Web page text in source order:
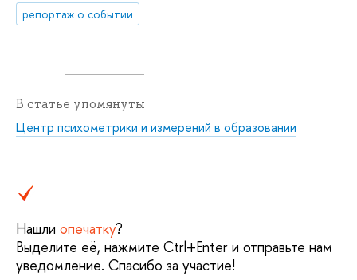
репортаж о событии
В статье упомянуты
Центр психометрики и измерений в образовании
Нашли опечатку?
Выделите её, нажмите Ctrl+Enter и отправьте нам
уведомление. Спасибо за участие!